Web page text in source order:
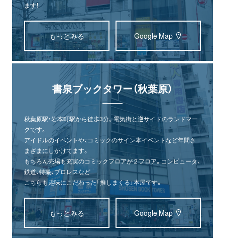
ます！
もっとみる Google Map
書泉ブックタワー（秋葉原）
秋葉原駅・岩本町駅から徒歩3分。電気街と逆サイドのランドマー
クです。
アイドルのイベントや、コミックのサイン本イベントなど年間さ
まざまにしかけてます。
もちろん売場も充実のコミックフロアが２フロア。コンピュータ、
鉄道、特撮、プロレスなど
こちらも趣味にこだわった「推しまくる」本屋です。
もっとみる Google Map